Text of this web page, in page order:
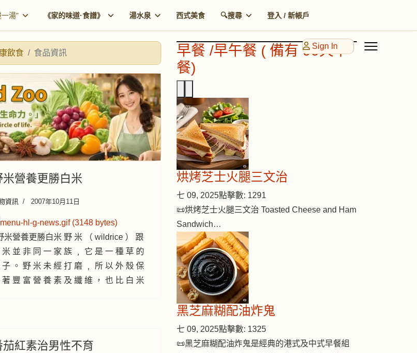
湯" 《家的味道·食譜》 湯水泉 西式美食 🔍搜尋 登入 / 新帳戶
Sign In
飲食 食品資訊
米營養更勝白米
資訊 2007年10月11日
米營養更勝白米 野 米 （ wildrice ） 跟
米 並 非 同 一 家 族 ﹐ 它 是 一 種 草 的
子 。 野 米 未 經 打 磨 ﹐ 所 以 外 殼 保
著 豐 富 營 養 素 及 纖 維 ， 也 比 白 米
茄紅素治男性不育
早餐 /早午餐 ( 備有 90天早
餐)
烘烤芝士火腿三文治
七 09, 2025點擊數: 1291
📜烘烤芝士火腿三文治 Toasted Cheese and Ham
Sandwich…
黑芝麻糊配油炸鬼
七 09, 2025點擊數: 1325
📜黑芝麻糊配油炸鬼是經典的港式及中式早餐組